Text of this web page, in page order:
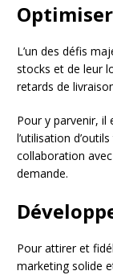
L’un des défis
stocks et de leur
retards de
Pour y parvenir, il
l’utilisation
collaboration
demande.
Pour attirer et
marketing solide